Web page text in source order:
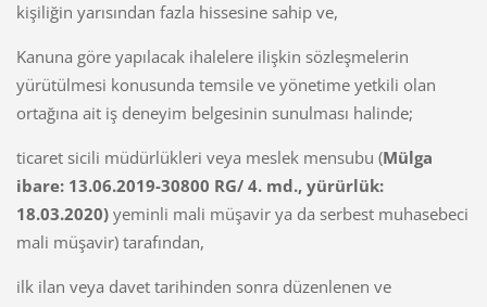
kişiliğin yarısından fazla hissesine sahip ve,
Kanuna göre yapılacak ihalelere ilişkin sözleşmelerin
yürütülmesi konusunda temsile ve yönetime yetkili olan
ortağına ait iş deneyim belgesinin sunulması halinde;
ticaret sicili müdürlükleri veya meslek mensubu (Mülga
ibare: 13.06.2019-30800 RG/ 4. md., yürürlük:
18.03.2020) yeminli mali müşavir ya da serbest muhasebeci
mali müşavir) tarafından,
ilk ilan veya davet tarihinden sonra düzenlenen ve